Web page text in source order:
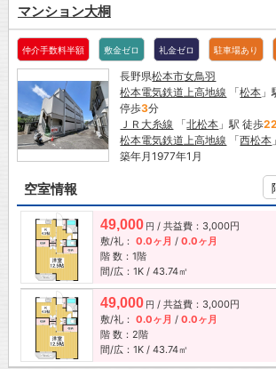
マンション大桐
仲介手数料半額 敷金ゼロ 礼金ゼロ 駐車場あり
長野県松本市女鳥羽
松本電気鉄道上高地線 「松本
停歩3分
ＪＲ大糸線 「北松本 」駅 徒歩
松本電気鉄道上高地線 「西松本
築年月1977年1月
空室情報
49,000 円 / 共益費：3,000円
敷/礼： 0.0ヶ月 / 0.0ヶ月
階 数：1階
間/広：1K / 43.74㎡
49,000 円 / 共益費：3,000円
敷/礼： 0.0ヶ月 / 0.0ヶ月
階 数：2階
間/広：1K / 43.74㎡